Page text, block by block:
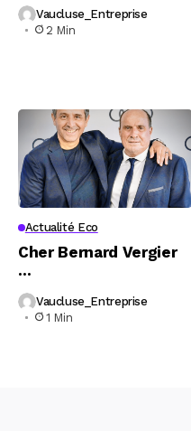
Vaucluse_Entreprise
2 Min
Actualité Eco
Cher Bernard Vergier
…
Vaucluse_Entreprise
1 Min